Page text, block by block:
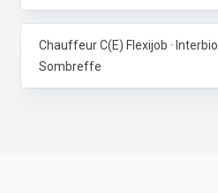
Chauffeur C(E) Flexijob · Interbio
Sombreffe